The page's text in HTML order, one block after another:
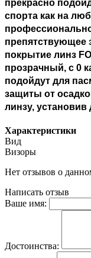
прекрасно
спорта как на
препятствующее
покрытие линз
прозрачный, с 0
подойдут для
защиты от
линзу,
Характеристики
Вид
Визоры
Нет отзывов о
Написать отзыв
Ваше имя:
Достоинства: